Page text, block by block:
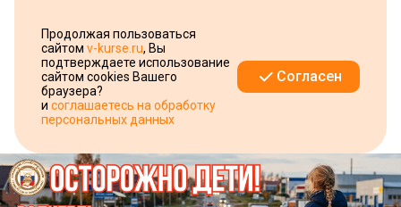
Продолжая пользоваться
сайтом v-kurse.ru, Вы
подтверждаете использование
сайтом cookies Вашего
браузера?
и соглашаетесь на обработку
персональных данных
Согласен